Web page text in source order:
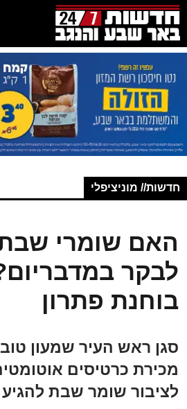
חדשות// מוניציפלי
האם שומרי שבת
לבקר
בוחנת פתרון
סגן ראש העיר שמעון
מכירת כרטיסים
לציבור שומר שבת